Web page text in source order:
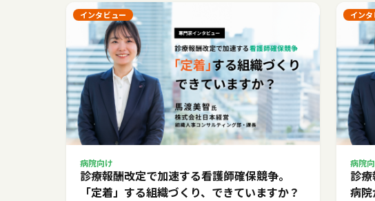
インタビュー
病院向け
診療報酬改定で加速する看護師確保競争。
「定着」する組織づくり、できていますか？
イン
病院
診
病